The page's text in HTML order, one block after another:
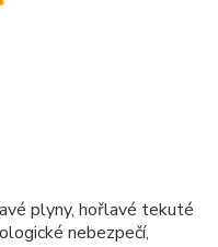
plyny, hořlavé tekuté
nebezpečí,